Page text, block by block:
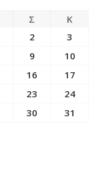
Σ
Κ
2
3
9
10
16
17
23
24
30 31